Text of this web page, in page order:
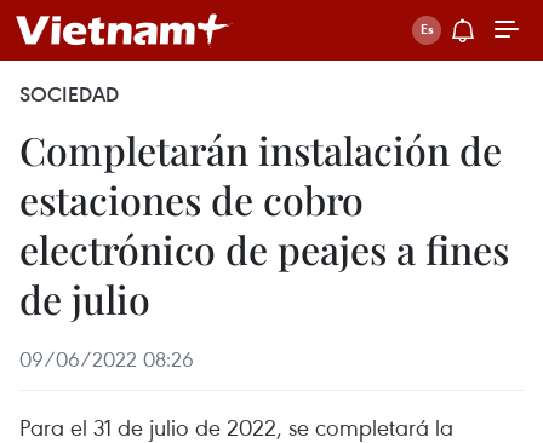
SOCIEDAD
Completarán instalación de
estaciones de cobro
electrónico de peajes a fines
de julio
09/06/2022 08:26
Para el 31 de julio de 2022, se completará la